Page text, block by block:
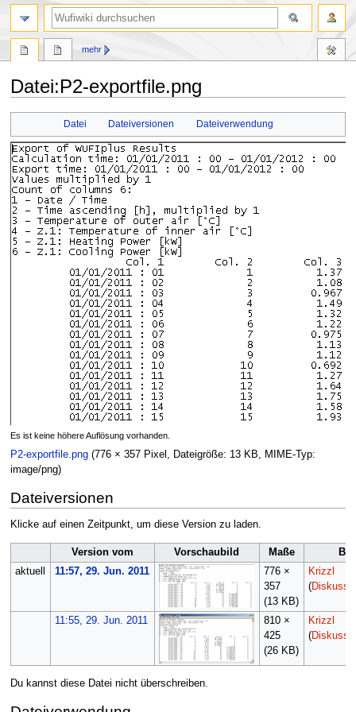
Datei:P2-exportfile.png
springen
springen
Datei Dateiversionen Dateiverwendung
Es ist keine höhere Auflösung vorhanden.
P2-exportfile.png (776 × 357 Pixel, Dateigröße: 13 KB, MIME-Typ:
image/png)
Dateiversionen
Klicke auf einen Zeitpunkt, um diese Version zu laden.
Version vom Vorschaubild Maße
aktuell
11:57, 29. Jun. 2011
776 ×
357
(13 KB)
Krizzl
(
11:55, 29. Jun. 2011
810 ×
425
(26 KB)
Krizzl
(
Du kannst diese Datei nicht überschreiben.
mehr
Suche